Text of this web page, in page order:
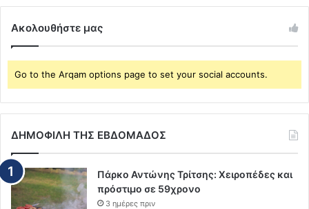
Ακολουθήστε μας
Go to the Arqam options page to set your social accounts.
ΔΗΜΟΦΙΛΗ ΤΗΣ ΕΒΔΟΜΑΔΟΣ
Πάρκο Αντώνης Τρίτσης: Χειροπέδες και
πρόστιμο σε 59χρονο
3 ημέρες πριν